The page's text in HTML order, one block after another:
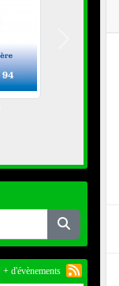
+ d'évènements